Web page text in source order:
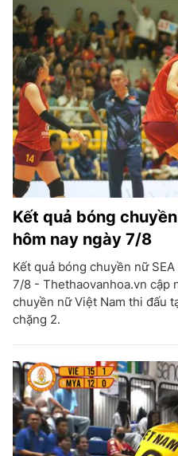
Kết quả bóng
hôm nay ngày 7/8
Kết quả bóng chuyền nữ
7/8 - Thethaovanhoa.vn cập
chuyền nữ Việt Nam thi đấu
chặng 2.